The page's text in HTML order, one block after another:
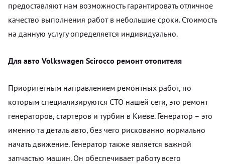
предоставляют нам возможность гарантировать отличное
качество выполнения работ в небольшие сроки. Стоимость
на данную услугу определяется индивидуально.
Для авто Volkswagen Scirocco ремонт отопителя
Приоритетным направлением ремонтных работ, по
которым специализируются СТО нашей сети, это ремонт
генераторов, стартеров и турбин в Киеве. Генератор – это
именно та деталь авто, без чего рискованно нормально
начать движение. Генератор также является важной
запчастью машин. Он обеспечивает работу всего